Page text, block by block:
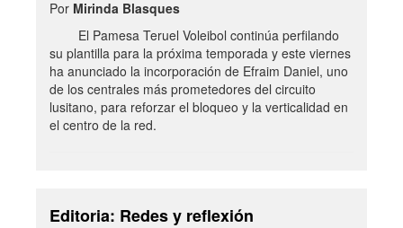
Por Mirinda Blasques
El Pamesa Teruel Voleibol continúa perfilando
su plantilla para la próxima temporada y este viernes
ha anunciado la incorporación de Efraim Daniel, uno
de los centrales más prometedores del circuito
lusitano, para reforzar el bloqueo y la verticalidad en
el centro de la red.
Editoria: Redes y reflexión